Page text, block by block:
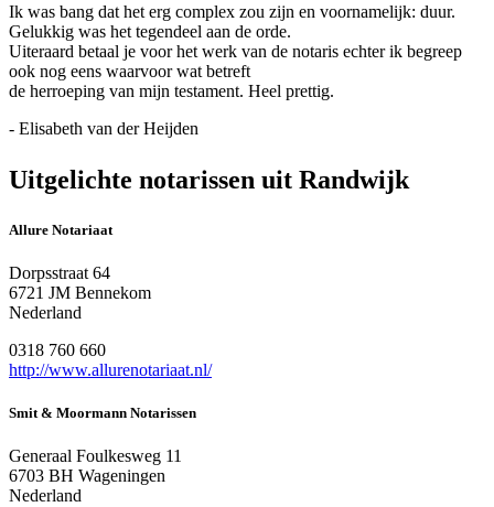
Ik was bang dat het erg complex zou zijn en voornamelijk: duur.
Gelukkig was het tegendeel aan de orde.
Uiteraard betaal je voor het werk van de notaris echter ik begreep
ook nog eens waarvoor wat betreft
de herroeping van mijn testament. Heel prettig.
- Elisabeth van der Heijden
Uitgelichte notarissen uit Randwijk
Allure Notariaat
Dorpsstraat 64
6721 JM Bennekom
Nederland
0318 760 660
http://www.allurenotariaat.nl/
Smit & Moormann Notarissen
Generaal Foulkesweg 11
6703 BH Wageningen
Nederland